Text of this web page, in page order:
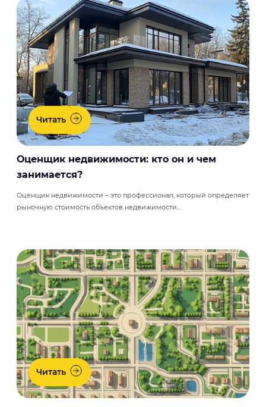
Читать
Оценщик недвижимости: кто он и чем
занимается?
Оценщик недвижимости – это профессионал, который определяет
рыночную стоимость объектов недвижимости...
Читать